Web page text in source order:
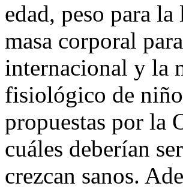
edad, peso para
masa corporal
internacional y la
fisiológico de
propuestas por la
cuáles deberían ser
crezcan sanos.